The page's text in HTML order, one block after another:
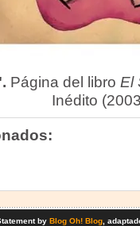
Página del libro El
Inédito
by Blog Oh! Blog,